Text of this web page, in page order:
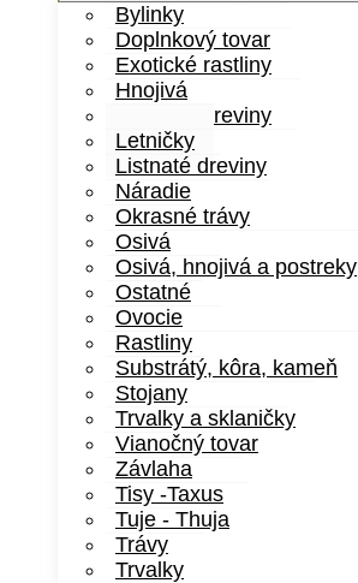
Bylinky
Doplnkový tovar
Exotické rastliny
Hnojivá
Ihličnaté dreviny
Letničky
Listnaté dreviny
Náradie
Okrasné trávy
Osivá
Osivá, hnojivá a postreky
Ostatné
Ovocie
Rastliny
Substrátý, kôra, kameň
Stojany
Trvalky a sklaničky
Vianočný tovar
Závlaha
Tisy -Taxus
Tuje - Thuja
Trávy
Trvalky